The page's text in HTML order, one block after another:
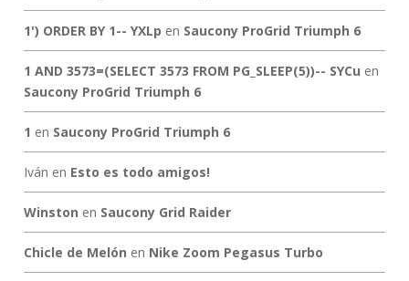
1') ORDER BY 1-- YXLp en Saucony ProGrid Triumph 6
1 AND 3573=(SELECT 3573 FROM PG_SLEEP(5))-- SYCu en
Saucony ProGrid Triumph 6
1 en Saucony ProGrid Triumph 6
Iván en Esto es todo amigos!
Winston en Saucony Grid Raider
Chicle de Melón en Nike Zoom Pegasus Turbo